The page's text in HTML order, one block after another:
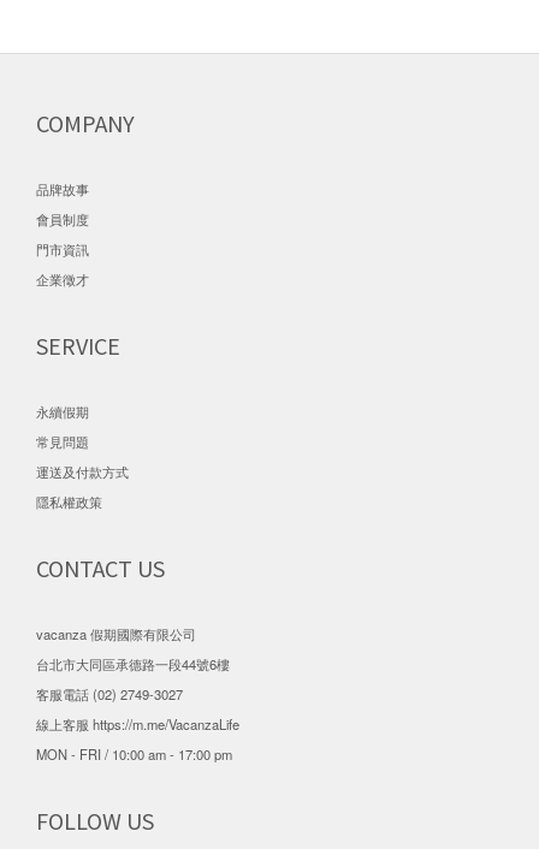
COMPANY
品牌故事
會員制度
門市資訊
企業徵才
SERVICE
永續假期
常見問題
運送及付款方式
隱私權政策
CONTACT US
vacanza 假期國際有限公司
台北市大同區承德路一段44號6樓
客服電話 (02) 2749-3027
線上客服 https://m.me/VacanzaLife
MON - FRI / 10:00 am - 17:00 pm
FOLLOW US